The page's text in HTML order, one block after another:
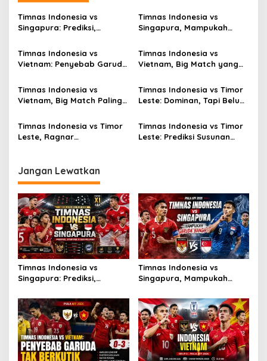
Timnas Indonesia vs
Singapura: Prediksi,
Timnas Indonesia vs
Singapura, Mampukah
Timnas Indonesia vs
Vietnam: Penyebab Garuda
Timnas Indonesia vs
Vietnam, Big Match yang
Timnas Indonesia vs
Vietnam, Big Match Paling
Timnas Indonesia vs Timor
Leste: Dominan, Tapi Belum
Timnas Indonesia vs Timor
Leste, Ragnar
Timnas Indonesia vs Timor
Leste: Prediksi Susunan
Jangan Lewatkan
Timnas Indonesia vs
Singapura: Prediksi,
Timnas Indonesia vs
Singapura, Mampukah